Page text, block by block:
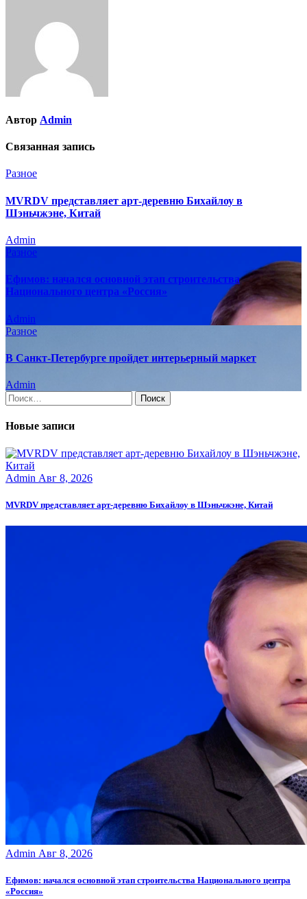
Автор Admin
Связанная запись
Разное
MVRDV представляет арт-деревню Бихайлоу в
Шэньчжэне, Китай
Admin
Разное
Ефимов: начался основной этап строительства
Национального центра «Россия»
Admin
Разное
В Санкт-Петербурге пройдет интерьерный маркет
Admin
Найти:
Новые записи
Admin Авг 8, 2026
MVRDV представляет арт-деревню Бихайлоу в Шэньчжэне, Китай
Admin Авг 8, 2026
Ефимов: начался основной этап строительства Национального центра
«Россия»